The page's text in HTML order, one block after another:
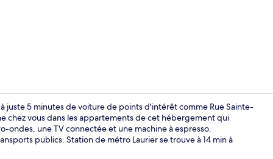
Machine à
juste 5 minutes de voiture de points d'intérêt comme Rue Sainte-
chez vous dans les appartements de cet hébergement qui
une TV connectée et une machine à espresso.
publics. Station de métro Laurier se trouve à 14 min à